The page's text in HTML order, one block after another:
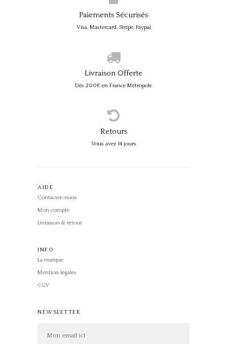
Paiements Sécurisés
Visa, Mastercard, Stripe, Paypal
Livraison Offerte
Dès 200€ en France Métropole
Retours
Vous avez 14 jours
AIDE
Contacter-nous
Mon compte
Livraison & retour
INFO
La marque
Mention légales
CGV
NEWSLETTER